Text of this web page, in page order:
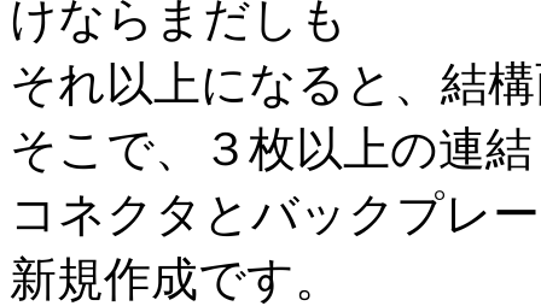
けならまだしも
それ以上になると、結
そこで、３枚以上の連
コネクタとバックプレ
新規作成です。